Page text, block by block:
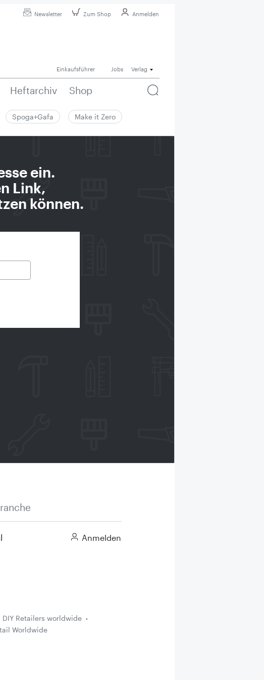
Newsletter Zum Shop Anmelden
Einkaufsführer Jobs Verlag
Heftarchiv Shop
Spoga+Gafa Make it Zero
ein.
Link,
können.
Anmelden
DIY Retailers worldwide
Worldwide